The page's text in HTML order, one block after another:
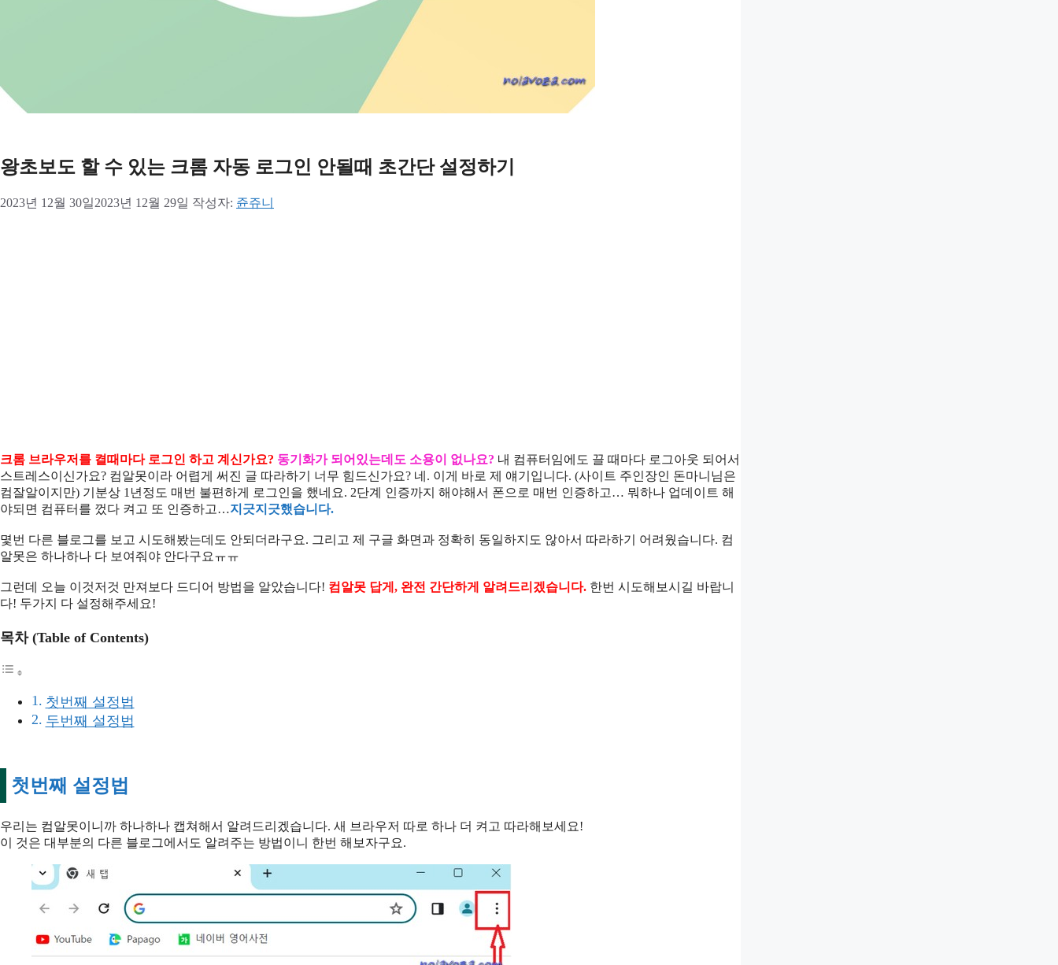
왕초보도 할 수 있는 크롬 자동 로그인 안될때 초간단 설정하기
2023년 12월 30일2023년 12월 29일 작성자: 쥰쥬니
크롬 브라우저를 켤때마다 로그인 하고 계신가요? 동기화가 되어있는데도 소용이 없나요? 내 컴퓨터임에도 끌 때마다 로그아웃 되어서
스트레스이신가요? 컴알못이라 어렵게 써진 글 따라하기 너무 힘드신가요? 네. 이게 바로 제 얘기입니다. (사이트 주인장인 돈마니님은
컴잘알이지만) 기분상 1년정도 매번 불편하게 로그인을 했네요. 2단계 인증까지 해야해서 폰으로 매번 인증하고… 뭐하나 업데이트 해
야되면 컴퓨터를 껐다 켜고 또 인증하고…지긋지긋했습니다.
몇번 다른 블로그를 보고 시도해봤는데도 안되더라구요. 그리고 제 구글 화면과 정확히 동일하지도 않아서 따라하기 어려웠습니다. 컴
알못은 하나하나 다 보여줘야 안다구요ㅠㅠ
그런데 오늘 이것저것 만져보다 드디어 방법을 알았습니다! 컴알못 답게, 완전 간단하게 알려드리겠습니다. 한번 시도해보시길 바랍니
다! 두가지 다 설정해주세요!
목차 (Table of Contents)
첫번째 설정법
두번째 설정법
첫번째 설정법
우리는 컴알못이니까 하나하나 캡쳐해서 알려드리겠습니다. 새 브라우저 따로 하나 더 켜고 따라해보세요!
이 것은 대부분의 다른 블로그에서도 알려주는 방법이니 한번 해보자구요.